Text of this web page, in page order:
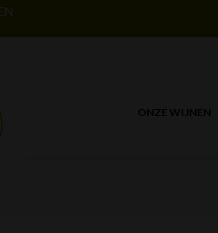
ONZE WIJNEN